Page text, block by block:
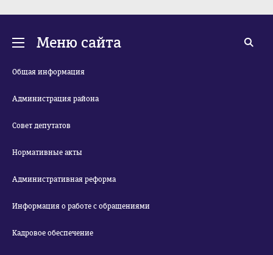
Меню сайта
Общая информация
Администрация района
Совет депутатов
Нормативные акты
Административная реформа
Информация о работе с обращениями
Кадровое обеспечение